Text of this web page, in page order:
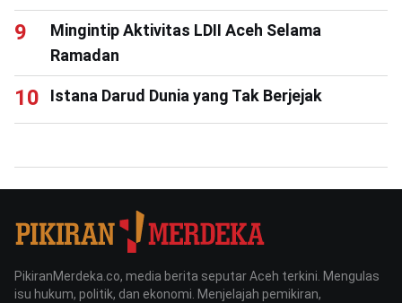
Mingintip Aktivitas LDII Aceh Selama
Ramadan
Istana Darud Dunia yang Tak Berjejak
PikiranMerdeka.co, media berita seputar Aceh terkini. Mengulas
isu hukum, politik, dan ekonomi. Menjelajah pemikiran,